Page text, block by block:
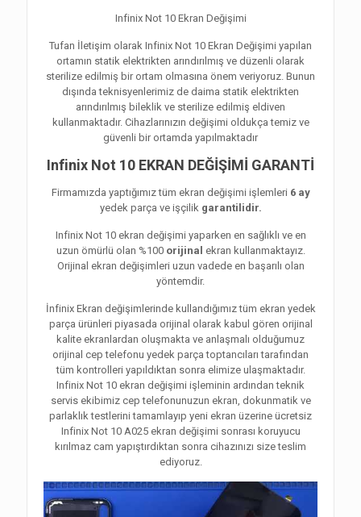
Infinix Not 10 Ekran Değişimi
Tufan İletişim olarak Infinix Not 10 Ekran Değişimi yapılan
ortamın statik elektrikten arındırılmış ve düzenli olarak
sterilize edilmiş bir ortam olmasına önem veriyoruz. Bunun
dışında teknisyenlerimiz de daima statik elektrikten
arındırılmış bileklik ve sterilize edilmiş eldiven
kullanmaktadır. Cihazlarınızın değişimi oldukça temiz ve
güvenli bir ortamda yapılmaktadır
Infinix Not 10 EKRAN DEĞİŞİMİ GARANTİ
Firmamızda yaptığımız tüm ekran değişimi işlemleri 6 ay
yedek parça ve işçilik garantilidir.
Infinix Not 10 ekran değişimi yaparken en sağlıklı ve en
uzun ömürlü olan %100 orijinal ekran kullanmaktayız.
Orijinal ekran değişimleri uzun vadede en başarılı olan
yöntemdir.
İnfinix Ekran değişimlerinde kullandığımız tüm ekran yedek
parça ürünleri piyasada orijinal olarak kabul gören orijinal
kalite ekranlardan oluşmakta ve anlaşmalı olduğumuz
orijinal cep telefonu yedek parça toptancıları tarafından
tüm kontrolleri yapıldıktan sonra elimize ulaşmaktadır.
Infinix Not 10 ekran değişimi işleminin ardından teknik
servis ekibimiz cep telefonunuzun ekran, dokunmatik ve
parlaklık testlerini tamamlayıp yeni ekran üzerine ücretsiz
Infinix Not 10 A025 ekran değişimi sonrası koruyucu
kırılmaz cam yapıştırdıktan sonra cihazınızı size teslim
ediyoruz.